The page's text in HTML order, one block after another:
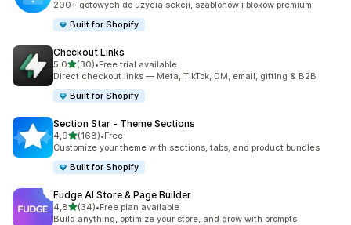
200+ gotowych do użycia sekcji, szablonów i bloków premium
Built for Shopify
Checkout Links
5,0na 5 gwiazdek
(30)
Łączna liczba recenzji: 30
•Free trial available
Direct checkout links — Meta, TikTok, DM, email, gifting & B2B
Built for Shopify
Section Star ‑ Theme Sections
4,9na 5 gwiazdek
(168)
Łączna liczba recenzji: 168
•Free
Customize your theme with sections, tabs, and product bundles
Built for Shopify
Fudge AI Store & Page Builder
4,8na 5 gwiazdek
(34)
Łączna liczba recenzji: 34
•Free plan available
Build anything, optimize your store, and grow with prompts